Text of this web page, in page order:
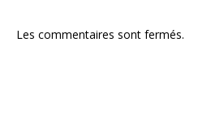
Les commentaires sont fermés.